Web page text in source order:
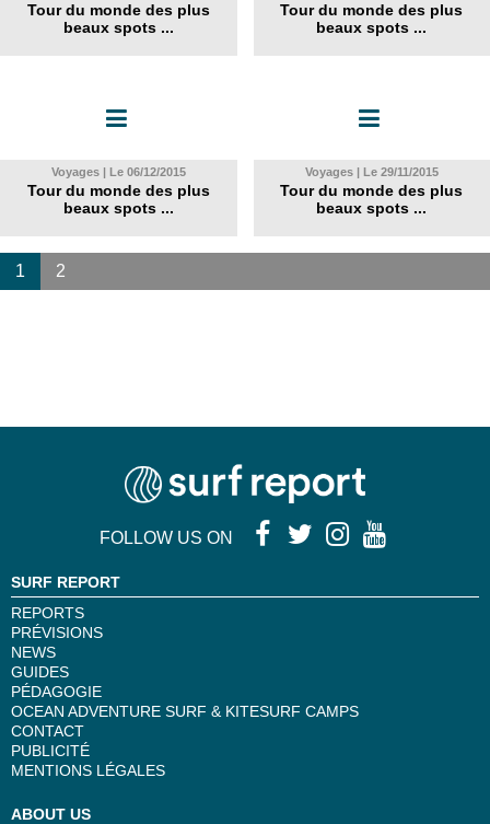
Tour du monde des plus
beaux spots ...
Tour du monde des plus
beaux spots ...
Voyages | Le 06/12/2015
Tour du monde des plus
beaux spots ...
Voyages | Le 29/11/2015
Tour du monde des plus
beaux spots ...
1 2
FOLLOW US ON
SURF REPORT
REPORTS
PRÉVISIONS
NEWS
GUIDES
PÉDAGOGIE
OCEAN ADVENTURE SURF & KITESURF CAMPS
CONTACT
PUBLICITÉ
MENTIONS LÉGALES
ABOUT US